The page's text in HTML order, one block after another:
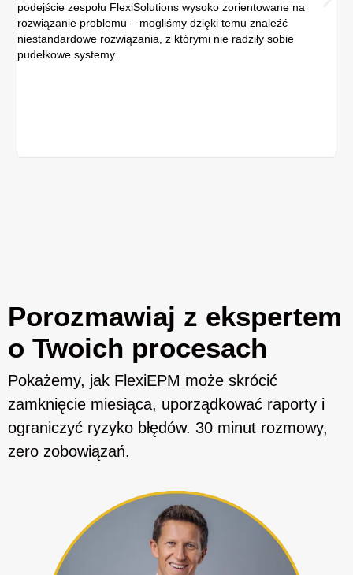
podejście zespołu FlexiSolutions wysoko zorientowane na
rozwiązanie problemu – mogliśmy dzięki temu znaleźć
niestandardowe rozwiązania, z którymi nie radziły sobie
pudełkowe systemy.
Porozmawiaj z ekspertem
o Twoich procesach
Pokażemy, jak FlexiEPM może skrócić
zamknięcie miesiąca, uporządkować raporty i
ograniczyć ryzyko błędów. 30 minut rozmowy,
zero zobowiązań.